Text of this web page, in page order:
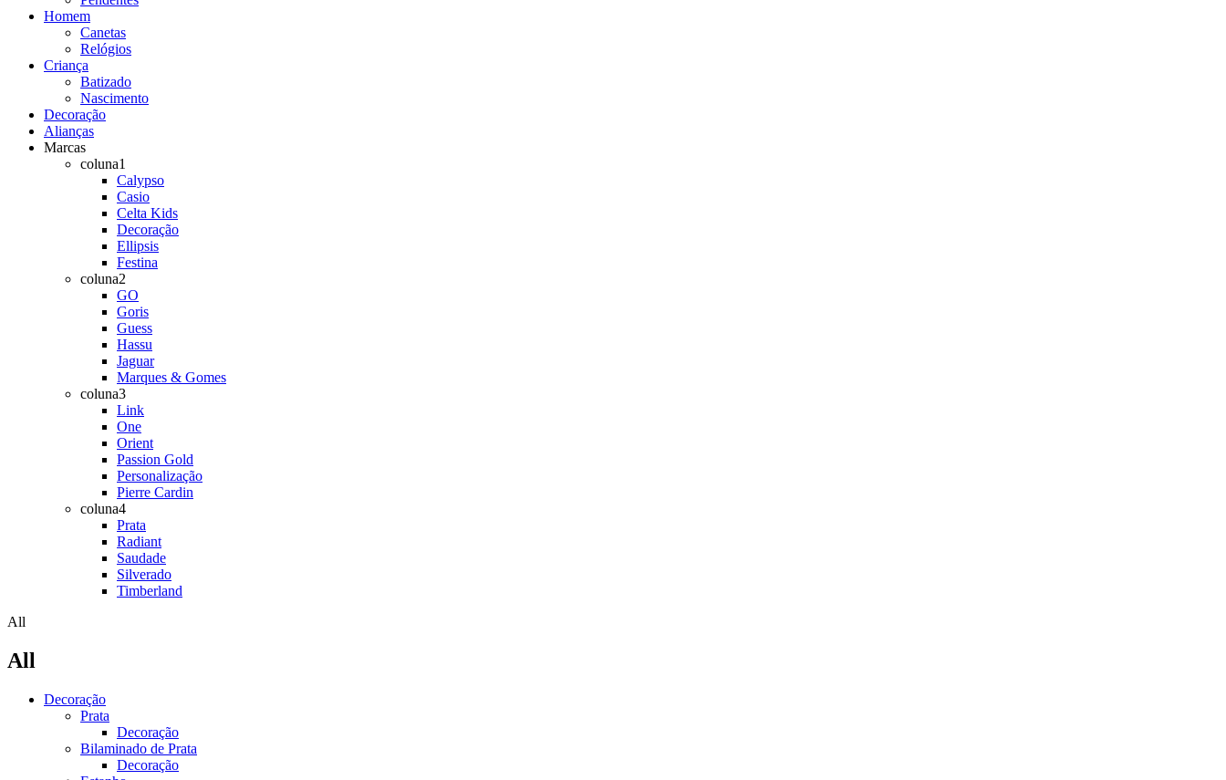
Homem
Canetas
Relógios
Criança
Batizado
Nascimento
Decoração
Alianças
Marcas
coluna1
Calypso
Casio
Celta Kids
Decoração
Ellipsis
Festina
coluna2
GO
Goris
Guess
Hassu
Jaguar
Marques & Gomes
coluna3
Link
One
Orient
Passion Gold
Personalização
Pierre Cardin
coluna4
Prata
Radiant
Saudade
Silverado
Timberland
All
All
Decoração
Prata
Decoração
Bilaminado de Prata
Decoração